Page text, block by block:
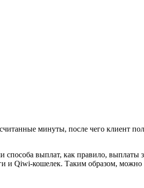
минуты, после чего клиент
способа выплат, как правило, выплаты
и Qiwi-кошелек. Таким образом, можно